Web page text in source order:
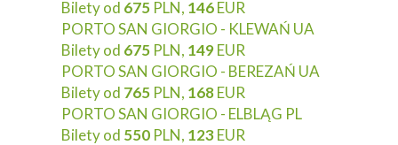
Bilety od 675 PLN, 146EUR
PORTO SAN GIORGIO - KLEWAŃ UA
Bilety od 675 PLN, 149EUR
PORTO SAN GIORGIO - BEREZAŃ UA
Bilety od 765 PLN, 168EUR
PORTO SAN GIORGIO - ELBLĄG PL
Bilety od 550 PLN, 123EUR